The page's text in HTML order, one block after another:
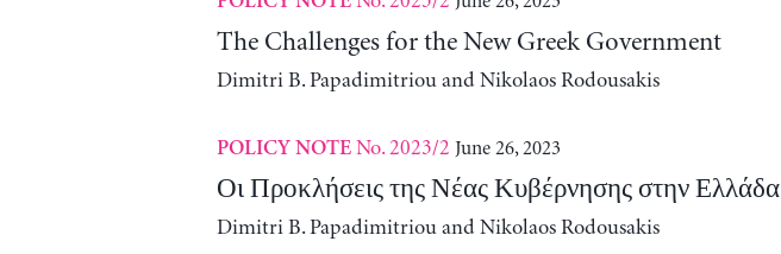
The Challenges for the New Greek Government
Dimitri B. Papadimitriou and Nikolaos Rodousakis
POLICY NOTENo. 2023/2 June 26, 2023
Οι Προκλήσεις της Νέας Κυβέρνησης στην Ελλάδα
Dimitri B. Papadimitriou and Nikolaos Rodousakis